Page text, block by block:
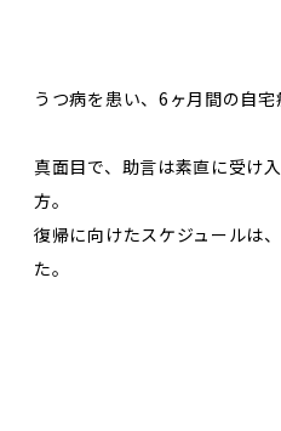
うつ病を患い、6ヶ月間の自宅
真面目で、助言は素直に受け
方。
復帰に向けたスケジュールは
た。